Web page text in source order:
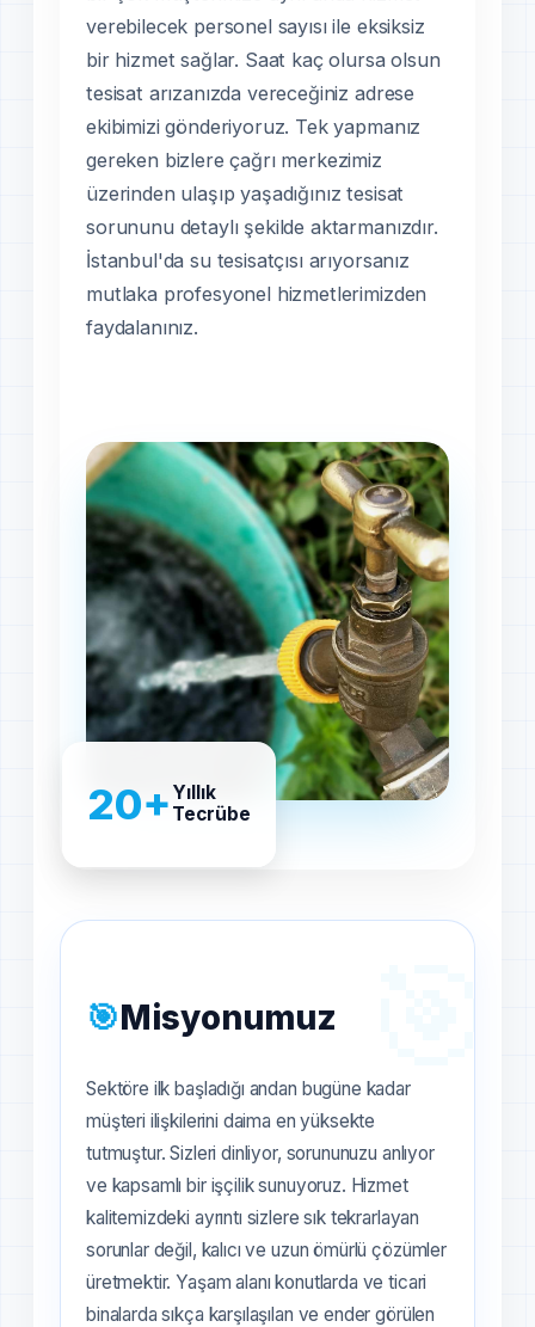
verebilecek personel sayısı ile eksiksiz
bir hizmet sağlar. Saat kaç olursa olsun
tesisat arızanızda vereceğiniz adrese
ekibimizi gönderiyoruz. Tek yapmanız
gereken bizlere çağrı merkezimiz
üzerinden ulaşıp yaşadığınız tesisat
sorununu detaylı şekilde aktarmanızdır.
İstanbul'da su tesisatçısı arıyorsanız
mutlaka profesyonel hizmetlerimizden
faydalanınız.
20+ Yıllık
Tecrübe
🎯Misyonumuz
Sektöre ilk başladığı andan bugüne kadar
müşteri ilişkilerini daima en yüksekte
tutmuştur. Sizleri dinliyor, sorununuzu anlıyor
ve kapsamlı bir işçilik sunuyoruz. Hizmet
kalitemizdeki ayrıntı sizlere sık tekrarlayan
sorunlar değil, kalıcı ve uzun ömürlü çözümler
üretmektir. Yaşam alanı konutlarda ve ticari
binalarda sıkça karşılaşılan ve ender görülen